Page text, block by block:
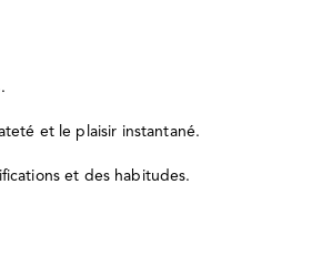
et le plaisir instantané.
et des habitudes.